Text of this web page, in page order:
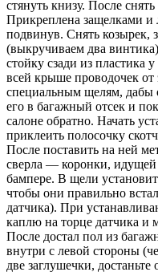
стянуть книзу. После
Прикреплена защелками и
подвинув. Снять
(выкручиваем два
стойку сзади из пластика
всей крыше проводочек от
специальным щелям, дабы
его в багажный отсек и
салоне обратно. Начать
приклеить полосочку
После поставить на ней
сверла — коронки,
бампере. В щели
чтобы они правильно
датчика). При
каплю на торце датчика и
После достал пол из
внутри с левой стороны
две заглушечки,